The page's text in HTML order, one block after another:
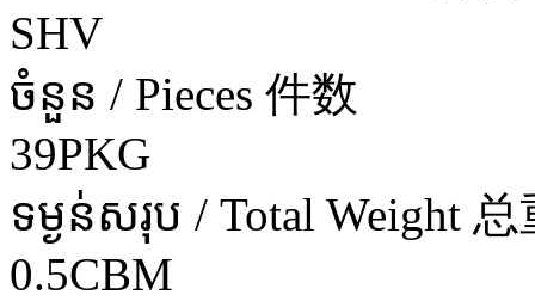
SHV
ចំនួន / Pieces 件数
39PKG
ទម្ងន់សរុប / Total Weight 总
0.5CBM